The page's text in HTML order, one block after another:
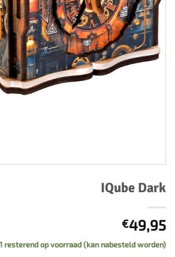
IQube Dark
€49,95
resterend op voorraad (kan nabesteld worden)